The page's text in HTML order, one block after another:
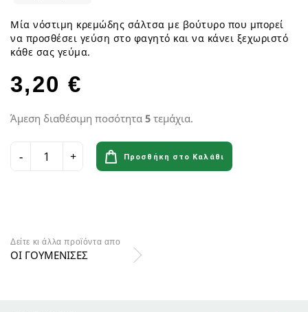
Μία νόστιμη κρεμώδης σάλτσα με βούτυρο που μπορεί
να προσθέσει γεύση στο φαγητό και να κάνει ξεχωριστό
κάθε σας γεύμα.
3,20 €
Άμεση διαθέσιμη ποσότητα 5 τεμάχια.
Προσθήκη στο Καλάθι
Δείτε κι άλλα προϊόντα απο
ΟΙ ΓΟΥΜΕΝΙΣΕΣ